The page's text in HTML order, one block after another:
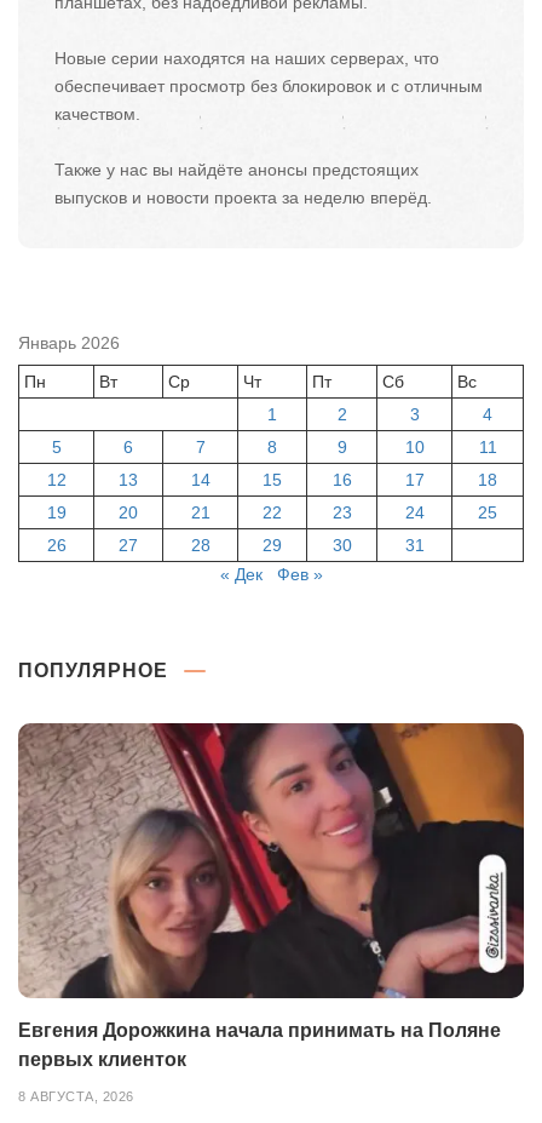
Новые серии находятся на наших серверах, что
обеспечивает просмотр без блокировок и с отличным
качеством.
Также у нас вы найдёте анонсы предстоящих
выпусков и новости проекта за неделю вперёд.
Январь 2026
Пн
Вт Ср Чт Пт Сб
Вс
1
2 3
4
5
6 7 8 9 10
11
12
13 14 15 16 17
18
19
20 21 22 23 24
25
26
27 28 29 30
31
« Дек
Фев »
ПОПУЛЯРНОЕ
Евгения Дорожкина начала принимать на Поляне
первых клиенток
8 АВГУСТА, 2026